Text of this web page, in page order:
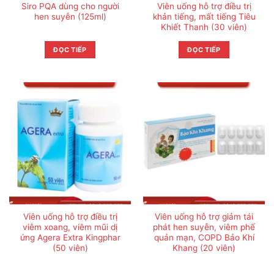
Siro PQA dùng cho người
hen suyễn (125ml)
ĐỌC TIẾP
Viên uống hỗ trợ điều trị
khản tiếng, mất tiếng Tiêu
Khiết Thanh (30 viên)
ĐỌC TIẾP
Viên uống hỗ trợ điều trị
viêm xoang, viêm mũi dị
ứng Agera Extra Kingphar
(50 viên)
Viên uống hỗ trợ giảm tái
phát hen suyễn, viêm phế
quản mạn, COPD Bảo Khí
Khang (20 viên)